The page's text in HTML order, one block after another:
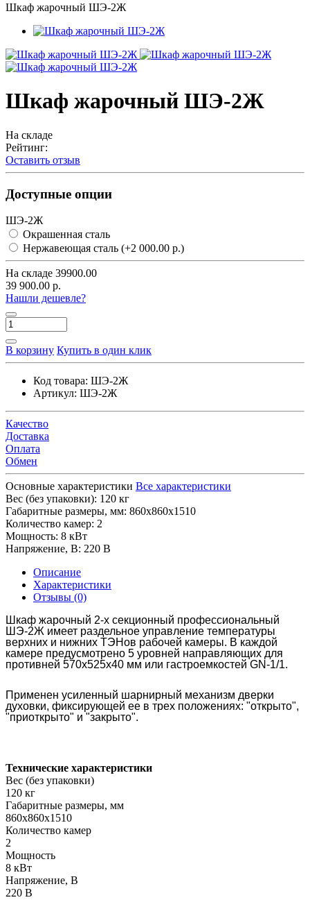
Шкаф жарочный ШЭ-2Ж
Шкаф жарочный ШЭ-2Ж
На складе
Рейтинг:
Оставить отзыв
Доступные опции
ШЭ-2Ж
Окрашенная сталь
Нержавеющая сталь (+2 000.00 р.)
На складе 39900.00
39 900.00 р.
Нашли дешевле?
В корзину Купить в один клик
Код товара: ШЭ-2Ж
Артикул: ШЭ-2Ж
Качество
Доставка
Оплата
Обмен
Основные характеристики Все характеристики
Вес (без упаковки): 120 кг
Габаритные размеры, мм: 860х860х1510
Количество камер: 2
Мощность: 8 кВт
Напряжение, В: 220 В
Описание
Характеристики
Отзывы (0)
Шкаф жарочный 2-х секционный профессиональный
ШЭ-2Ж имеет раздельное управление температуры
верхних и нижних ТЭНов рабочей камеры. В каждой
камере предусмотрено 5 уровней направляющих для
противней 570х525х40 мм или гастроемкостей GN-1/1.
Применен усиленный шарнирный механизм дверки
духовки, фиксирующей ее в трех положениях: "открыто",
"приоткрыто" и "закрыто".
Технические характеристики
Вес (без упаковки)
120 кг
Габаритные размеры, мм
860х860х1510
Количество камер
2
Мощность
8 кВт
Напряжение, В
220 В